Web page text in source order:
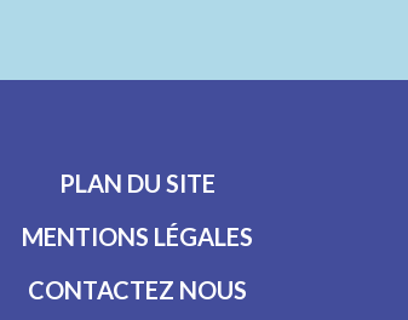
PLAN DU SITE
MENTIONS LÉGALES
CONTACTEZ NOUS